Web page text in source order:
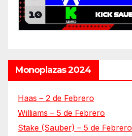
Monoplazas 2024
Haas – 2 de Febrero
Williams – 5 de Febrero
Stake (Sauber) – 5 de Febrero